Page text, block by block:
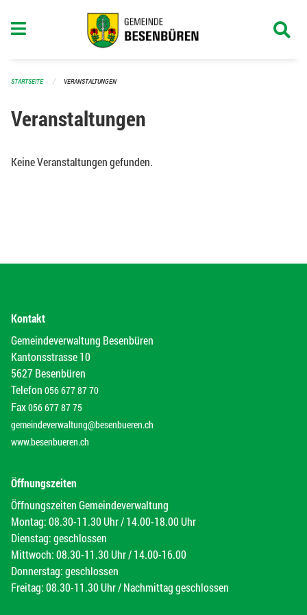
STARTSEITE VERANSTALTUNGEN
Veranstaltungen
Keine Veranstaltungen gefunden.
Kontakt
Gemeindeverwaltung Besenbüren
Kantonsstrasse 10
5627 Besenbüren
Telefon 056 677 87 70
Fax056 677 87 75
gemeindeverwaltung@besenbueren.ch
www.besenbueren.ch
Öffnungszeiten
Öffnungszeiten Gemeindeverwaltung
Montag: 08.30-11.30 Uhr / 14.00-18.00 Uhr
Dienstag: geschlossen
Mittwoch: 08.30-11.30 Uhr / 14.00-16.00
Donnerstag: geschlossen
Freitag: 08.30-11.30 Uhr / Nachmittag geschlossen